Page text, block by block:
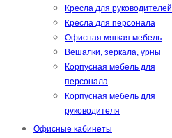
Кресла для руководителей
Кресла для персонала
Офисная мягкая мебель
Вешалки, зеркала, урны
Корпусная мебель для
персонала
Корпусная мебель для
руководителя
Офисные кабинеты